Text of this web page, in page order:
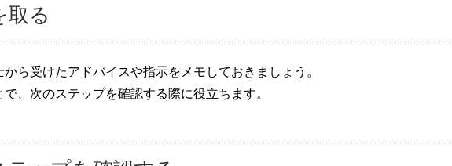
取る
ら受けたアドバイスや指示をメモしておきましょう。
、次のステップを確認する際に役立ちます。